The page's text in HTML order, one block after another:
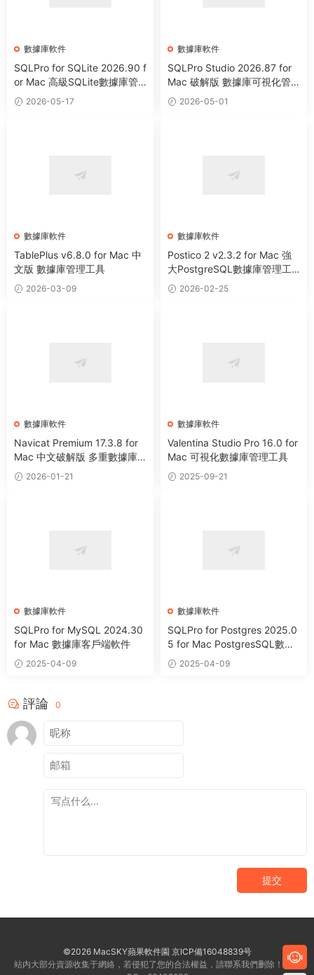
數據庫軟件
SQLPro for SQLite 2026.90 f
or Mac 高級SQLite數據庫管
理工具
2026-05-17
數據庫軟件
SQLPro Studio 2026.87 for
Mac 破解版 數據庫可視化管
理工具
2026-05-01
數據庫軟件
TablePlus v6.8.0 for Mac 中
文版 數據庫管理工具
2026-03-09
數據庫軟件
Postico 2 v2.3.2 for Mac 強
大PostgreSQL數據庫管理工
具 2026-02-25
數據庫軟件
Navicat Premium 17.3.8 for
Mac 中文破解版 多重數據庫
管理工具
2026-01-21
數據庫軟件
Valentina Studio Pro 16.0 for
Mac 可視化數據庫管理工具
2025-09-21
數據庫軟件
SQLPro for MySQL 2024.30
for Mac 數據庫客戶端軟件
2025-04-09
數據庫軟件
SQLPro for Postgres 2025.0
5 for Mac PostgresSQL數據
庫客戶端
2025-04-09
評論 0
提交
©2026 MacSKY蘋果軟件園 京ICP備16048839号
站内大部分資源收集于網絡，若侵犯了您的合法權益，請聯系我們删除！客服